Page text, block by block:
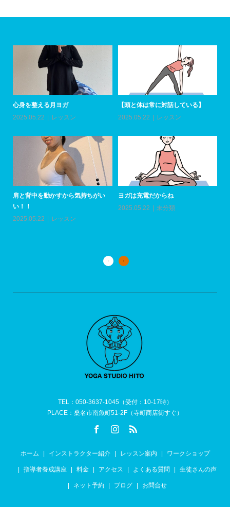
心身を整える月ヨガ
2025.05.22
レッスン
【頭と体は常に対話している】
2025.05.22
レッスン
肩と背中を動かすから気持ちがい
い！！
2025.05.22
レッスン
ヨガは充電だからね
2025.05.22
未分類
TEL：050-3637-1045（受付：10-17時）
PLACE：桑名市南魚町51-2F（寺町商店街すぐ）
ホーム インストラクター紹介 レッスン案内 ワークショップ
指導者養成講座 料金 アクセス よくある質問 生徒さんの声
ネット予約 ブログ お問合せ